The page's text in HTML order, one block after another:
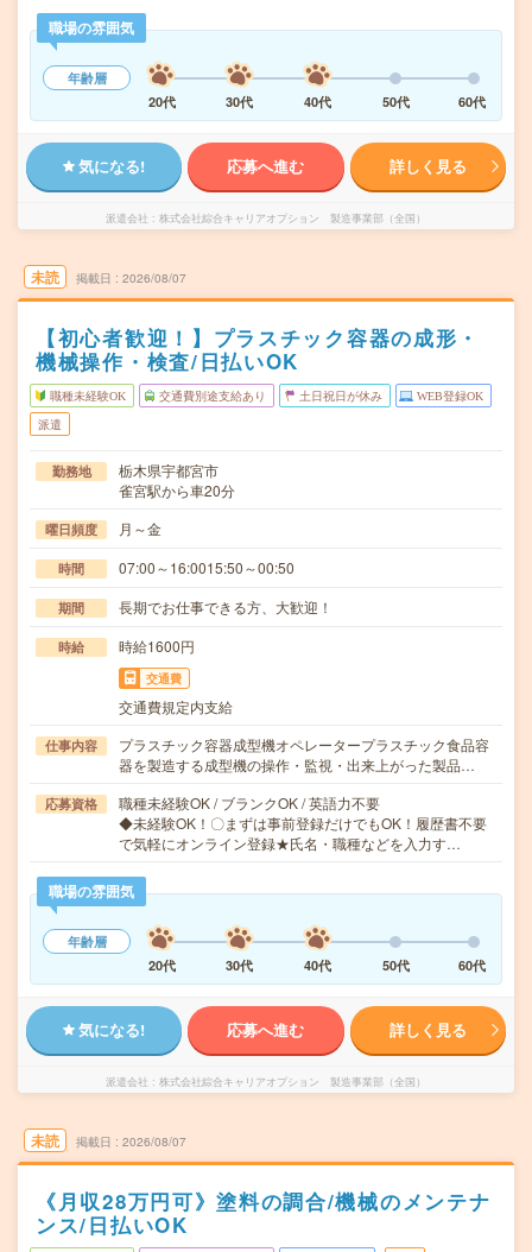
職場の雰囲気
年齢層
20代
30代 40代 50代 60代
気になる! 応募へ進む 詳しく見る
派遣会社 株式会社綜合キャリアオプション 製造事業部（全国）
未読 掲載日 2026/08/07
【初心者歓迎！】プラスチック容器の成形・
機械操作・検査/日払いOK
職種未経験OK 交通費別途支給あり 土日祝日が休み WEB登録OK
派遣
勤務地
栃木県宇都宮市
雀宮駅から車20分
曜日頻度 月～金
時間 07:00～16:0015:50～00:50
期間 長期でお仕事できる方、大歓迎！
時給 時給1600円
交通費
交通費規定内支給
仕事内容
プラスチック容器成型機オペレータープラスチック食品容
器を製造する成型機の操作・監視・出来上がった製品…
応募資格
職種未経験OK / ブランクOK / 英語力不要
◆未経験OK！〇まずは事前登録だけでもOK！履歴書不要
で気軽にオンライン登録★氏名・職種などを入力す…
職場の雰囲気
年齢層
20代
30代 40代 50代 60代
気になる! 応募へ進む 詳しく見る
派遣会社 株式会社綜合キャリアオプション 製造事業部（全国）
未読 掲載日 2026/08/07
《月収28万円可》塗料の調合/機械のメンテナ
ンス/日払いOK